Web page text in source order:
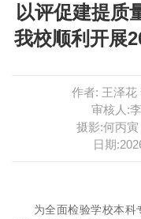
以评促建提
我校顺利开展
作者: 王泽花
审核人:
摄影:何丙
日期
为全面检验学校本